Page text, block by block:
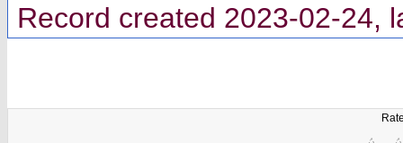
Record created 2023-02-24,